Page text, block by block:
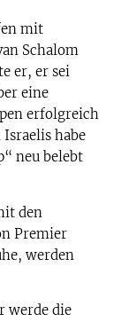
mit
Schalom
er, er sei
eine
erfolgreich
habe
neu belebt
den
Premier
werden
werde die